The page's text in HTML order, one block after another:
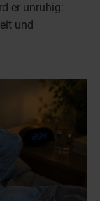
er unruhig:
und